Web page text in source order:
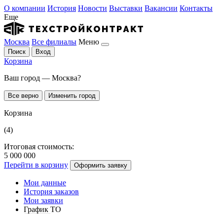
О компании История Новости Выставки Вакансии Контакты
Еще
Москва Все филиалы Меню
Поиск Вход
Корзина
Ваш город — Москва?
Все верно Изменить город
Корзина
(4)
Итоговая стоимость:
5 000 000
Перейти в корзину
Оформить заявку
Мои данные
История заказов
Мои заявки
График ТО